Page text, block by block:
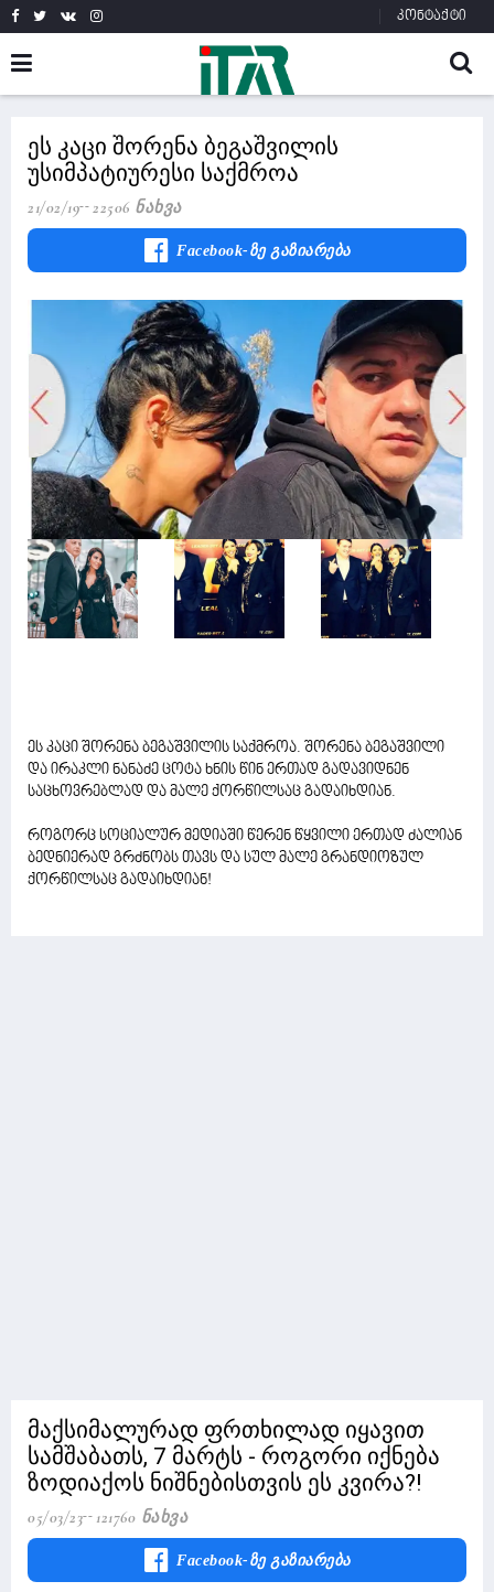
კონტაქტი
ეს კაცი შორენა ბეგაშვილის
უსიმპატიურესი საქმროა
21/02/19 22506 Ნახვა
Facebook-Ზე Გაზიარება
ეს კაცი შორენა ბეგაშვილის საქმროა. შორენა ბეგაშვილი
და ირაკლი ნანაძე ცოტა ხნის წინ ერთად გადავიდნენ
საცხოვრებლად და მალე ქორწილსაც გადაიხდიან.
როგორც სოციალურ მედიაში წერენ წყვილი ერთად ძალიან
ბედნიერად გრძნობს თავს და სულ მალე გრანდიოზულ
ქორწილსაც გადაიხდიან!
მაქსიმალურად ფრთხილად იყავით
სამშაბათს, 7 მარტს - როგორი იქნება
ზოდიაქოს ნიშნებისთვის ეს კვირა?!
05/03/23 121760 Ნახვა
Facebook-Ზე Გაზიარება